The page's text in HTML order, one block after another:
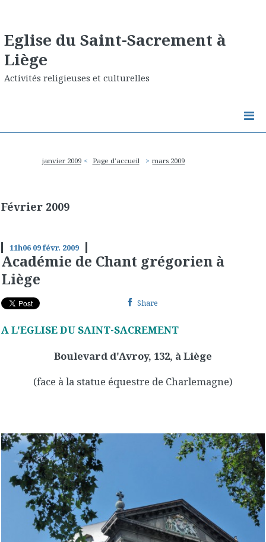
Eglise du Saint-Sacrement à
Liège
Activités religieuses et culturelles
janvier 2009 Page d'accueil mars 2009
Février 2009
11h06 09févr. 2009
Académie de Chant grégorien à
Liège
Share
A L'EGLISE DU SAINT-SACREMENT
Boulevard d'Avroy, 132, à Liège
(face à la statue équestre de Charlemagne)